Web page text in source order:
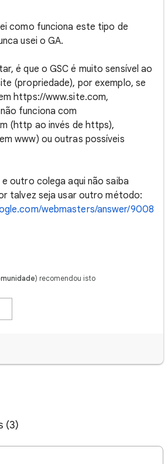
como funciona este tipo de
usei o GA.
é que o GSC é muito sensível ao
(propriedade), por exemplo, se
https://www.site.com,
funciona com
(http ao invés de https),
www) ou outras possíveis
outro colega aqui não saiba
talvez seja usar outro método:
webmasters/answer/9008
) recomendou isto
(3)